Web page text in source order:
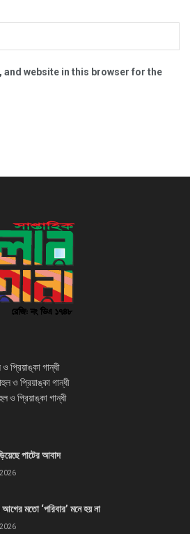
and website in this browser for the
প্রিয়াঙ্কা গান্ধী
ও প্রিয়াঙ্কা গান্ধী
ও প্রিয়াঙ্কা গান্ধী
পাটের আবাদ
মতো ‘পরিবার’ মনে হয় না